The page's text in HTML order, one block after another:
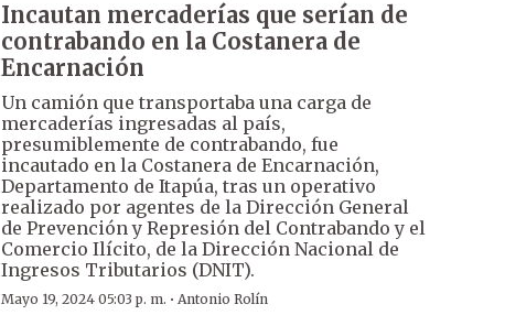
Incautan mercaderías que serían de
contrabando en la Costanera de
Encarnación
Un camión que transportaba una carga de
mercaderías ingresadas al país,
presumiblemente de contrabando, fue
incautado en la Costanera de Encarnación,
Departamento de Itapúa, tras un operativo
realizado por agentes de la Dirección General
de Prevención y Represión del Contrabando y el
Comercio Ilícito, de la Dirección Nacional de
Ingresos Tributarios (DNIT).
Mayo 19, 2024 05:03 p. m. · Antonio Rolín